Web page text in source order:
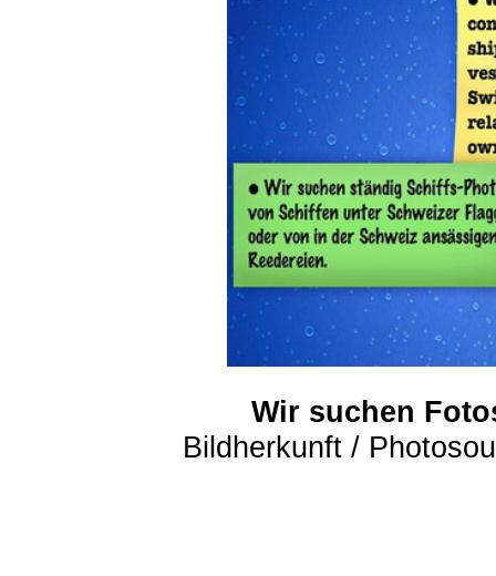
Wir suchen
Bildherkunft /